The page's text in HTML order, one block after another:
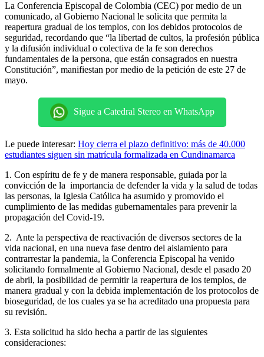
La Conferencia Episcopal de Colombia (CEC) por medio de un
comunicado, al Gobierno Nacional le solicita que permita la
reapertura gradual de los templos, con los debidos protocolos de
seguridad, recordando que “la libertad de cultos, la profesión pública
y la difusión individual o colectiva de la fe son derechos
fundamentales de la persona, que están consagrados en nuestra
Constitución”, manifiestan por medio de la petición de este 27 de
mayo.
Sigue a Catedral Stereo en WhatsApp
Le puede interesar: Hoy cierra el plazo definitivo: más de 40.000
estudiantes siguen sin matrícula formalizada en Cundinamarca
1. Con espíritu de fe y de manera responsable, guiada por la
convicción de la importancia de defender la vida y la salud de todas
las personas, la Iglesia Católica ha asumido y promovido el
cumplimiento de las medidas gubernamentales para prevenir la
propagación del Covid-19.
2. Ante la perspectiva de reactivación de diversos sectores de la
vida nacional, en una nueva fase dentro del aislamiento para
contrarrestar la pandemia, la Conferencia Episcopal ha venido
solicitando formalmente al Gobierno Nacional, desde el pasado 20
de abril, la posibilidad de permitir la reapertura de los templos, de
manera gradual y con la debida implementación de los protocolos de
bioseguridad, de los cuales ya se ha acreditado una propuesta para
su revisión.
3. Esta solicitud ha sido hecha a partir de las siguientes
consideraciones: